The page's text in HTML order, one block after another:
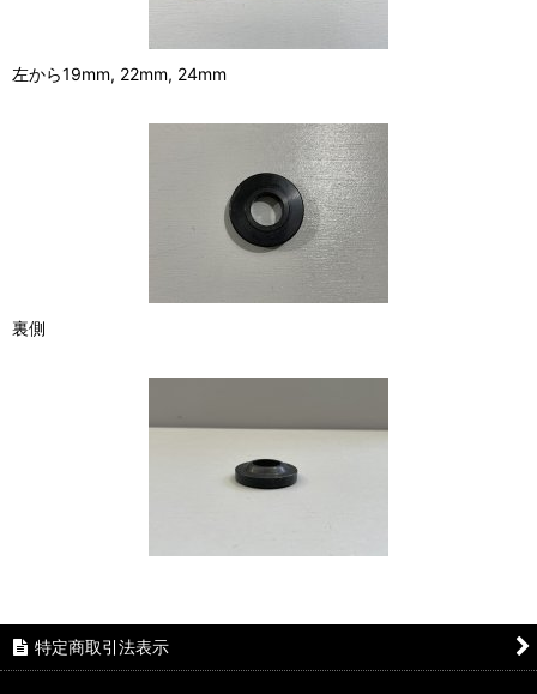
左から19mm, 22mm, 24mm
裏側
特定商取引法表示